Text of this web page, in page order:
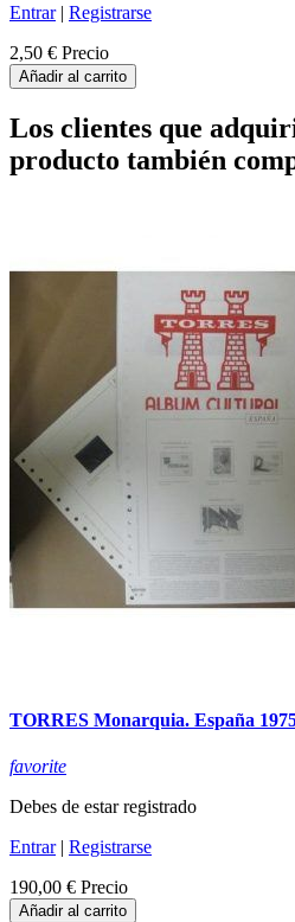
Entrar| Registrarse
2,50 € Precio
Añadir al carrito
Los clientes que
producto también
TORRES Monarquia. España
favorite
Debes de estar registrado
Entrar| Registrarse
190,00 € Precio
Añadir al carrito